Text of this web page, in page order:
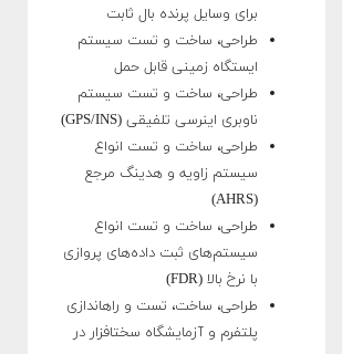
برای وسایل پرنده بال ثابت
طراحی، ساخت و تست سیستم
ایستگاه زمینی قابل حمل
طراحی، ساخت و تست سیستم
ناوبری اینرسی تلفیقی (GPS/INS)
طراحی، ساخت و تست انواع
سیستم زاویه و هدینگ مرجع
(AHRS)
طراحی، ساخت و تست انواع
سیستم‌های ثبت داده‌های پروازی
با نرخ بالا (FDR)
طراحی، ساخت، تست و راه­اندازی
پلتفرم و آزمایشگاه سخت­افزار در